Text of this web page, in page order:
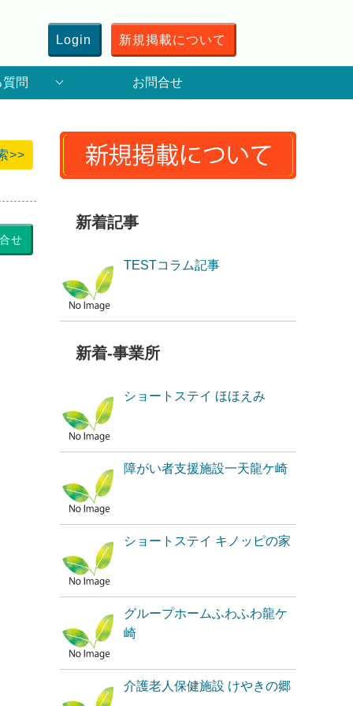
Login 新規掲載について
問 お問合せ
>>
せ
新着記事
TESTコラム記事
新着-事業所
ショートステイ ほほえみ
障がい者支援施設一天龍ケ崎
ショートステイ キノッピの家
グループホームふわふわ龍ケ
崎
介護老人保健施設 けやきの郷